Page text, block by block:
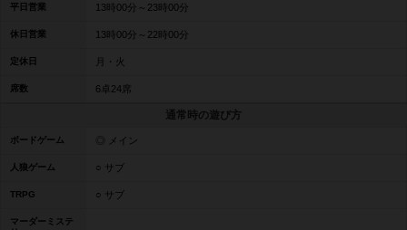
平日営業 13時00分～23時00分
休日営業 13時00分～22時00分
定休日 月・火
席数 6卓24席
通常時の遊び方
ボードゲーム ◎ メイン
人狼ゲーム ○ サブ
TRPG ○ サブ
マーダーミステ